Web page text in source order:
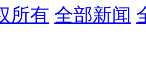
所有 全部新闻